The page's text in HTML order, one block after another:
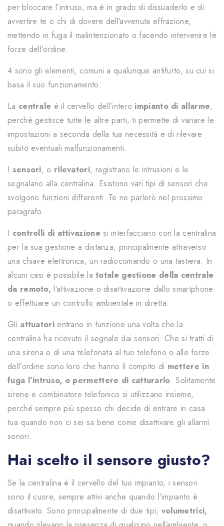
per bloccare l’intruso, ma è in grado di dissuaderlo e di
avvertire te o chi di dovere dell’avvenuta effrazione,
mettendo in fuga il malintenzionato o facendo intervenire le
forze dell’ordine.
4 sono gli elementi, comuni a qualunque antifurto, su cui si
basa il suo funzionamento:
La centrale è il cervello dell’intero impianto di allarme,
perchè gestisce tutte le altre parti, ti permette di variare le
impostazioni a seconda della tua necessità e di rilevare
subito eventuali malfunzionamenti.
I sensori, o rilevatori, registrano le intrusioni e le
segnalano alla centralina. Esistono vari tipi di sensori che
svolgono funzioni differenti. Te ne parlerò nel prossimo
paragrafo.
I controlli di attivazione si interfacciano con la centralina
per la sua gestione a distanza, principalmente attraverso
una chiave elettronica, un radiocomando o una tastiera. In
alcuni casi è possibile latotale gestione della centrale
da remoto, l’attivazione o disattivazione dallo smartphone
o effettuare un controllo ambientale in diretta.
Gli attuatori entrano in funzione una volta che la
centralina ha ricevuto il segnale dai sensori. Che si tratti di
una sirena o di una telefonata al tuo telefono o alle forze
dell’ordine sono loro che hanno il compito di mettere in
fuga l’intruso, o permettere di catturarlo. Solitamente
sirene e combinatore telefonico si utilizzano insieme,
perché sempre più spesso chi decide di entrare in casa
tua quando non ci sei sa bene come disattivare gli allarmi
sonori.
Hai scelto il sensore giusto?
Se la centralina è il cervello del tuo impianto, i sensori
sono il cuore, sempre attivi anche quando l’impianto è
disattivato. Sono principalmente di due tipi, volumetrici,